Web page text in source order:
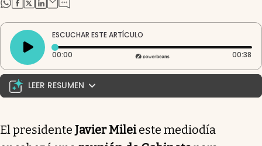
ESCUCHAR ESTE ARTÍCULO
00:00 Tiempo transcurrido: 0 segundos 00:38
LEER RESUMEN
Adorni y los créditos de Banco Nación. En un intento
de consolidar la unidad interna, el presidente Javier
El presidente Javier Mileieste mediodía